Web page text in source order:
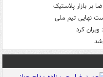
بر بازار پلاستیک
کرد